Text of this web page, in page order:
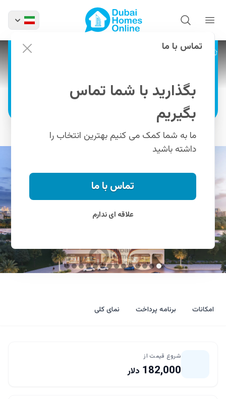
پروژه ها پروژه لا ورا کریک از احمدیار
احمدیار در ند الحمر دبی
جایی که زندگی لوکس با آینده سرمایه‌گذاری دبی
اطلاعات بیشتر
امکانات برنامه پرداخت نمای کلی
شروع قیمت از
182,000 دلار
تماس با ما
بگذارید با شما تماس
بگیریم
ما به شما کمک می کنیم بهترین انتخاب را
داشته باشید
تماس با ما
علاقه ای ندارم